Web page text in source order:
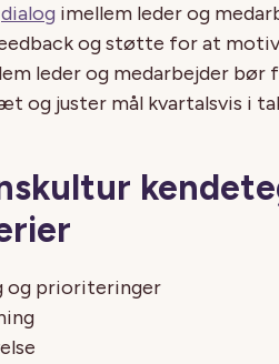
dialog imellem leder og
og støtte for at
leder og medarbejder bør
og juster mål kvartalsvis i
og prioriteringer